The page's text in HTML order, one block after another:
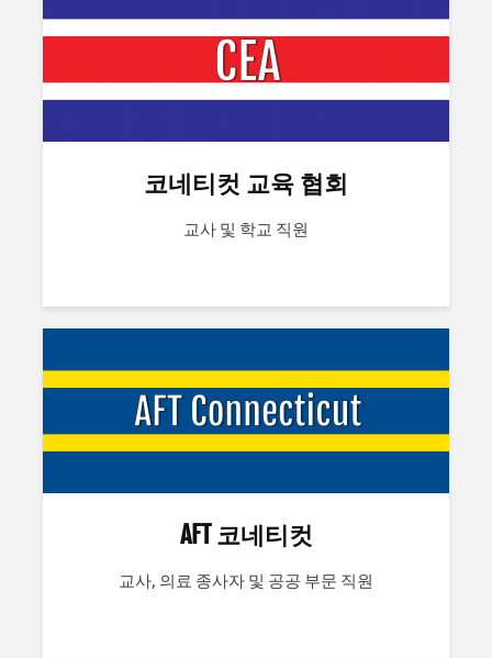
코네티컷 교육 협회
교사 및 학교 직원
AFT 코네티컷
교사, 의료 종사자 및 공공 부문 직원